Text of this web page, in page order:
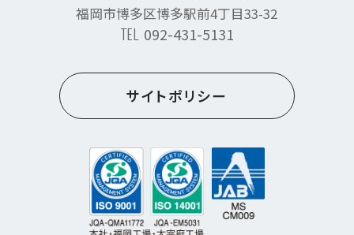
福岡市博多区博多駅前4丁目33-32
TEL 092-431-5131
サイトポリシー